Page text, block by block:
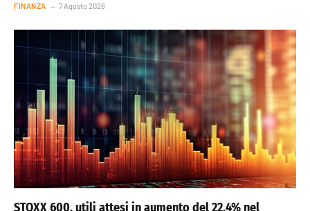
FINANZA 7 Agosto 2026
STOXX 600, utili attesi in aumento del 22,4% nel